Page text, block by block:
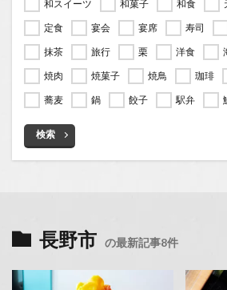
和スイーツ
和菓子 和食
定食
宴会 宴席 寿司
抹茶
旅行 栗 洋食
焼肉
焼菓子 焼鳥 珈琲
蕎麦
鍋 餃子 駅弁
検索
長野市 の最新記事8件